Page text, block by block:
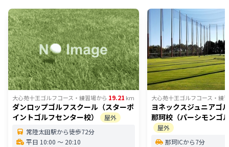
大心苑十王ゴルフコース・練習場から 19.21 km
ダンロップゴルフスクール（スターポ
イントゴルフセンター校）
屋外
常陸太田駅から徒歩72分
平日 10:00 〜 20:10
大心苑十王ゴルフコース・練
ヨネックスジュニアゴ
那珂校（パーシモンゴ
屋外
那珂ICから7分